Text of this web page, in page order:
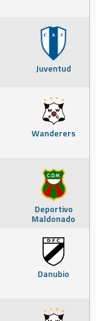
Juventud
Wanderers
Deportivo
Maldonado
Danubio